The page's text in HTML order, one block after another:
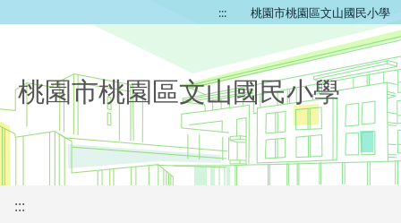
::: 桃園市桃園區文山國民小學
桃園市桃園區文山國民小學
:::